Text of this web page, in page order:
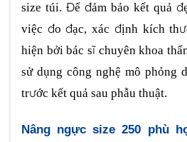
size túi. Để đảm bảo kết quả
việc đo đạc, xác định kích
hiện bởi bác sĩ chuyên khoa
sử dụng công nghệ mô phỏng
trước kết quả sau phẫu thuật.
Nâng ngực size 250 phù